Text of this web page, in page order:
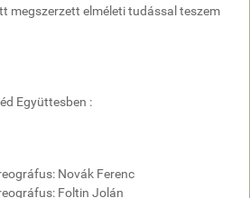
megszerzett elméleti tudással teszem
Együttesben :
Novák Ferenc
Foltin Jolán